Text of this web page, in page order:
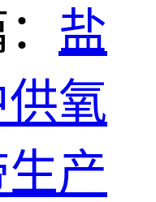
盐
氧
产